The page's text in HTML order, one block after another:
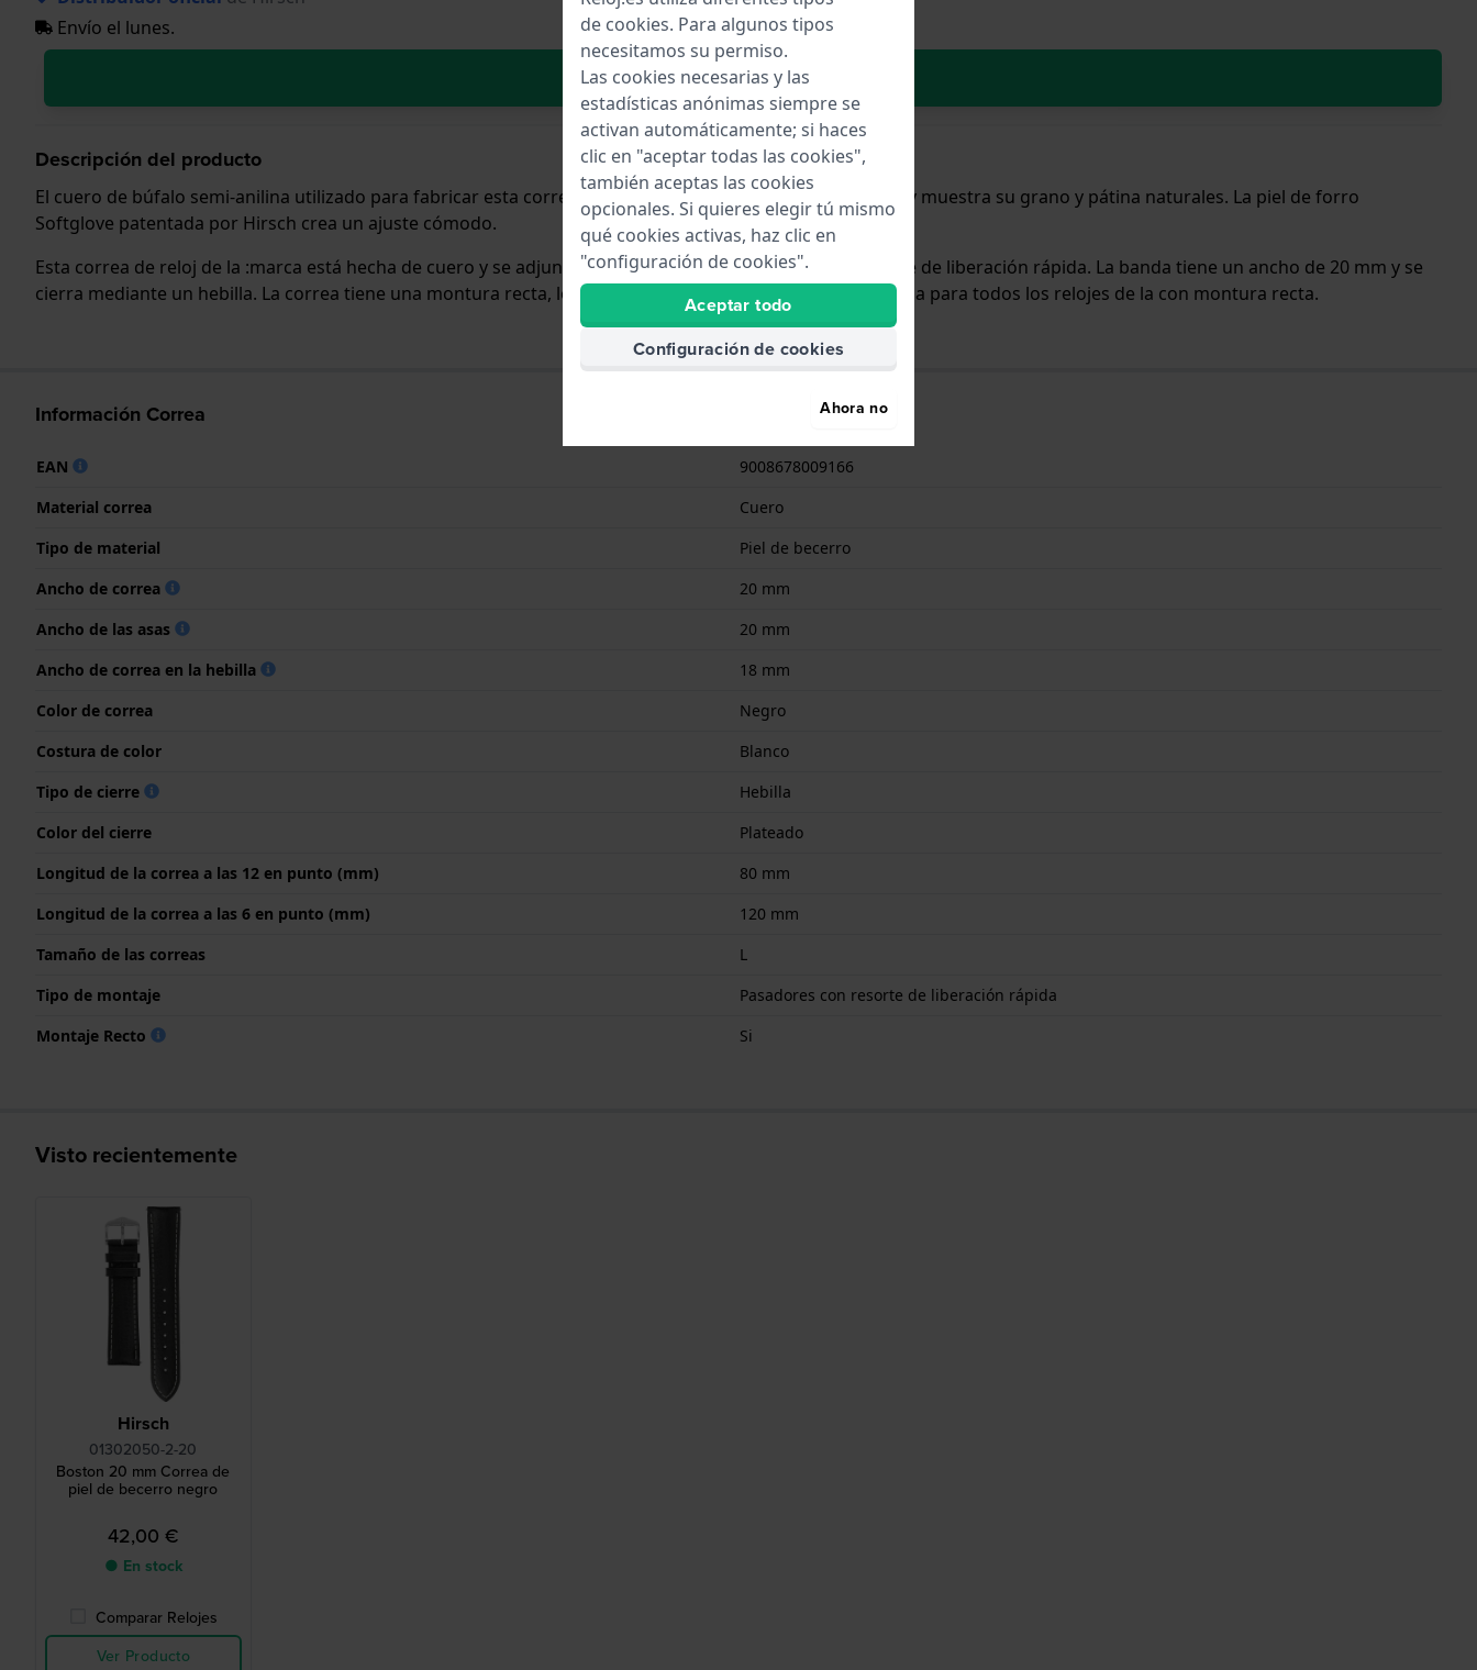
Envío el lunes.
Añadir al carrito
Descripción del producto
El cuero de búfalo semi-anilina utilizado para fabricar esta correa está sólo ligeramente curtido (vegetal) y muestra su grano y pátina naturales. La piel de forro
Softglove patentada por Hirsch crea un ajuste cómodo.
Esta correa de reloj de la :marca está hecha de cuero y se adjunta al reloj mediante pasadores con resorte de liberación rápida. La banda tiene un ancho de 20 mm y se
cierra mediante un hebilla. La correa tiene una montura recta, lo que significa que esta correa es adecuada para todos los relojes de la con montura recta.
Información Correa
EAN
9008678009166
Material correa
Cuero
Tipo de material
Piel de becerro
Ancho de correa
20 mm
Ancho de las asas
20 mm
Ancho de correa en la hebilla
18 mm
Color de correa
Negro
Costura de color
Blanco
Tipo de cierre
Hebilla
Color del cierre
Plateado
Longitud de la correa a las 12 en punto (mm)
80 mm
Longitud de la correa a las 6 en punto (mm)
120 mm
Tamaño de las correas
L
Tipo de montaje
Pasadores con resorte de liberación rápida
Montaje Recto
Si
Visto recientemente
Hirsch
01302050-2-20
Boston 20 mm Correa de
piel de becerro negro
42,00 €
● En stock
Comparar Relojes
Ver Producto
de cookies. Para algunos tipos
necesitamos su permiso.
Las cookies necesarias y las
estadísticas anónimas siempre se
activan automáticamente; si haces
clic en "aceptar todas las cookies",
también aceptas las cookies
opcionales. Si quieres elegir tú mismo
qué cookies activas, haz clic en
"configuración de cookies".
Aceptar todo
Configuración de cookies
Ahora no